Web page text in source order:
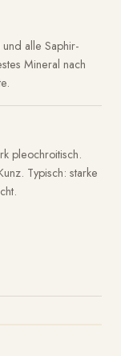
alle Saphir-
Mineral nach
pleochroitisch.
Typisch: starke